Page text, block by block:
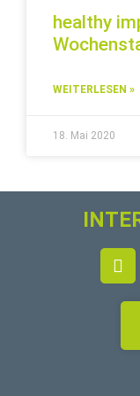
healthy
WEITERLESEN »
18. Mai 2020